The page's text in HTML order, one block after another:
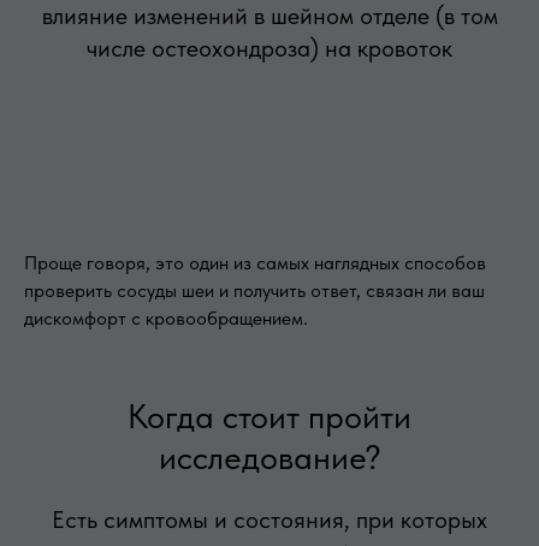
влияние изменений в шейном отделе (в том
числе остеохондроза) на кровоток
Проще говоря, это один из самых наглядных способов
проверить сосуды шеи и получить ответ, связан ли ваш
дискомфорт с кровообращением.
Когда стоит пройти
исследование?
Есть симптомы и состояния, при которых